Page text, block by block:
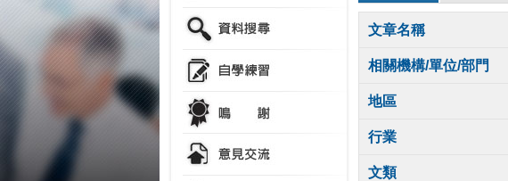
文章名稱
相關機構/單位/部門
地區
行業
文類